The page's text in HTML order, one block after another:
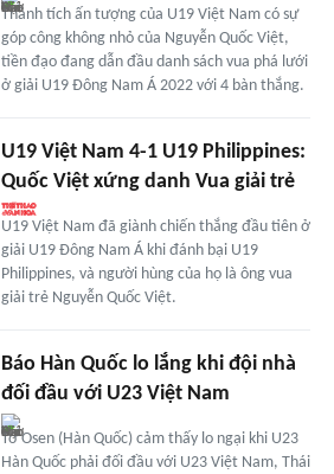
Thành tích ấn tượng của U19 Việt Nam có sự
góp công không nhỏ của Nguyễn Quốc Việt,
tiền đạo đang dẫn đầu danh sách vua phá lưới
ở giải U19 Đông Nam Á 2022 với 4 bàn thắng.
U19 Việt Nam 4-1 U19 Philippines:
Quốc Việt xứng danh Vua giải trẻ
U19 Việt Nam đã giành chiến thắng đầu tiên ở
giải U19 Đông Nam Á khi đánh bại U19
Philippines, và người hùng của họ là ông vua
giải trẻ Nguyễn Quốc Việt.
Báo Hàn Quốc lo lắng khi đội nhà
đối đầu với U23 Việt Nam
Tờ Osen (Hàn Quốc) cảm thấy lo ngại khi U23
Hàn Quốc phải đối đầu với U23 Việt Nam, Thái